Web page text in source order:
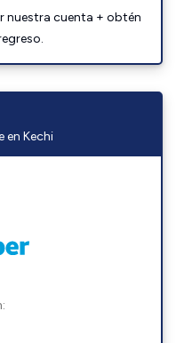
nuestra cuenta + obtén
Kechi